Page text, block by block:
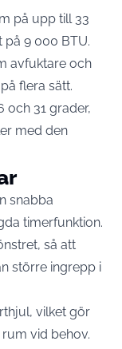
på upp till 33
9 000 BTU.
avfuktare och
flera sätt.
och 31 grader,
med den
snabba
timerfunktion.
så att
större ingrepp i
vilket gör
vid behov.